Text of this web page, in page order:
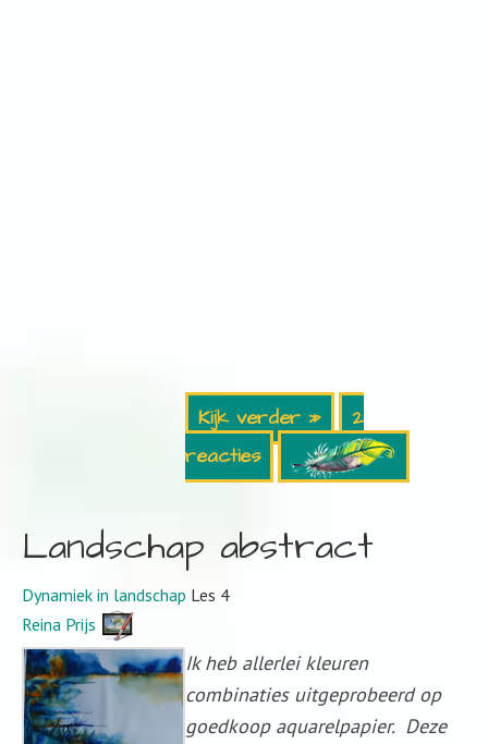
Kijk verder »
2
reacties
Landschap abstract
Dynamiek in landschap Les 4
Reina Prijs
Ik heb allerlei kleuren
combinaties uitgeprobeerd op
goedkoop aquarelpapier. Deze